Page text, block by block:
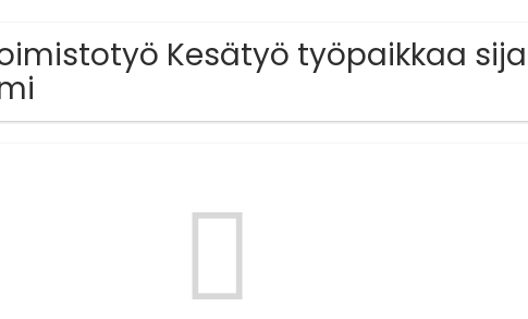
Kesätyö työpaikkaa